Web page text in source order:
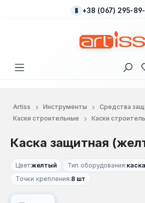
Перейти к основному+38 (067) 295-
Artiss Инструменты
Средства
Каски строительные
Каски
Каска защитная
Цвет:желтый Тип оборудования:каска
Точки крепления:8 шт